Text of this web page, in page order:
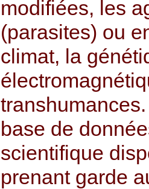
modifiées, les
(parasites) ou
climat, la
base de
scientifique
prenant garde